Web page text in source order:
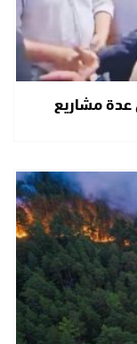
عدة مشاريع